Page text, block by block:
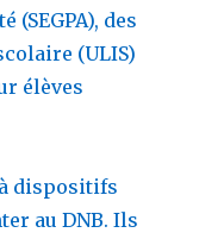
(SEGPA), des
(ULIS)
élèves
à dispositifs
au DNB. Ils